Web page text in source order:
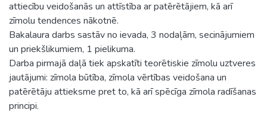
attiecību veidošanās un attīstība ar patērētājiem, kā arī
zīmolu tendences nākotnē.
Bakalaura darbs sastāv no ievada, 3 nodaļām, secinājumiem
un priekšlikumiem, 1 pielikuma.
Darba pirmajā daļā tiek apskatīti teorētiskie zīmolu uztveres
jautājumi: zīmola būtība, zīmola vērtības veidošana un
patērētāju attieksme pret to, kā arī spēcīga zīmola radīšanas
principi.